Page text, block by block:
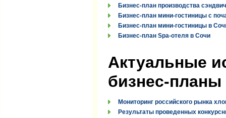
Бизнес-план производства
Бизнес-план мини-гостиницы с
Бизнес-план мини-гостиницы в
Бизнес-план Spa-отеля в Сочи
Актуальные
бизнес-планы
Мониторинг российского рынка
Результаты проведенных